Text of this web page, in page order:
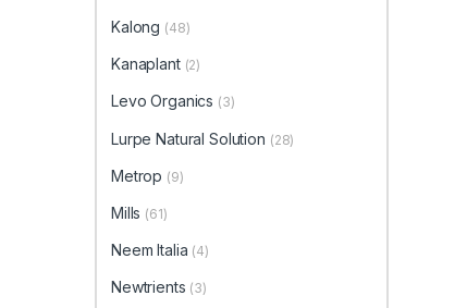
Kalong (48)
Kanaplant (2)
Levo Organics (3)
Lurpe Natural Solution (28)
Metrop (9)
Mills (61)
Neem Italia (4)
Newtrients (3)